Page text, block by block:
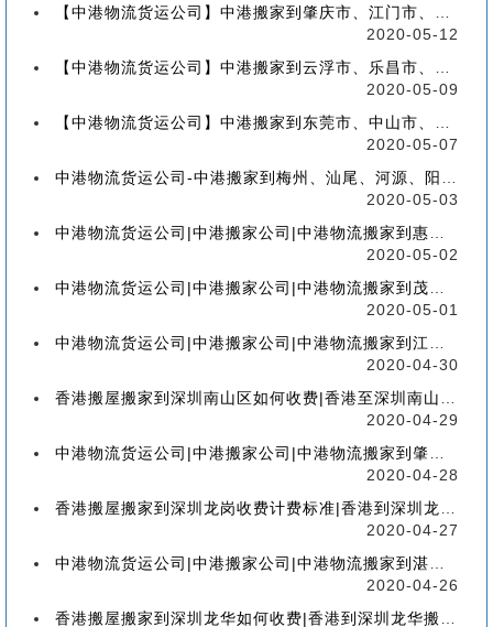
【中港物流货运公司】中港搬家到肇庆市、江门市、茂名市、惠州市收费标准+流程价格
2020-05-12
【中港物流货运公司】中港搬家到云浮市、乐昌市、南雄市、廉江市收费标准+流程价格
2020-05-09
【中港物流货运公司】中港搬家到东莞市、中山市、潮州市、揭阳市收费标准+流程价格
2020-05-07
中港物流货运公司-中港搬家到梅州、汕尾、河源、阳江、清远的流程、价格和收费标准
2020-05-03
中港物流货运公司|中港搬家公司|中港物流搬家到惠州流程、联运、包装、价格、电话、标准
2020-05-02
中港物流货运公司|中港搬家公司|中港物流搬家到茂名流程、联运、包装、价格、电话、标准
2020-05-01
中港物流货运公司|中港搬家公司|中港物流搬家到江门流程、联运、包装、价格、电话、标准
2020-04-30
香港搬屋搬家到深圳南山区如何收费|香港至深圳南山区搬屋搬家流程、分类、包装、价格
2020-04-29
中港物流货运公司|中港搬家公司|中港物流搬家到肇庆流程、联运、包装、价格、电话、标准
2020-04-28
香港搬屋搬家到深圳龙岗收费计费标准|香港到深圳龙岗区搬家如何收费【香港搬家到龙岗】
2020-04-27
中港物流货运公司|中港搬家公司|中港物流搬家到湛江流程、联运、包装、价格、电话、标准
2020-04-26
香港搬屋搬家到深圳龙华如何收费|香港到深圳龙华搬屋搬家收费标准-【服务客户操作实感】